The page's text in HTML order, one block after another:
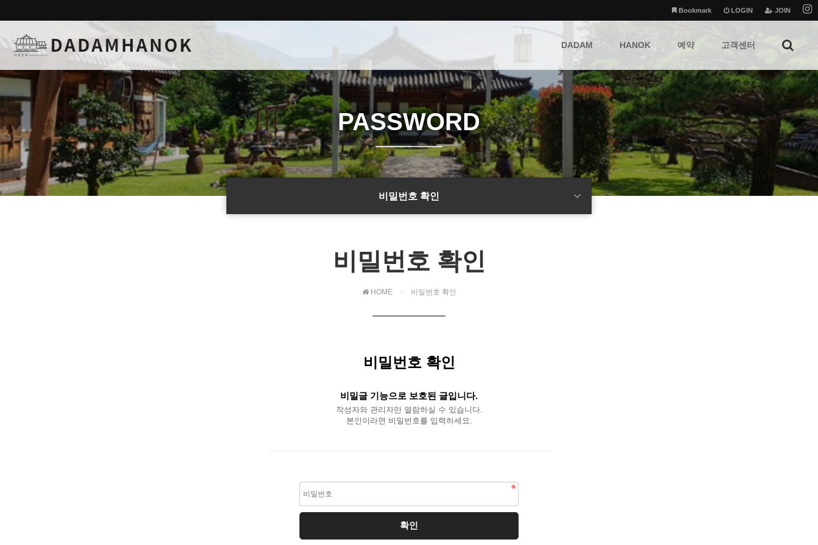
JOIN
LOGIN
Bookmark
DADAM
하위분류
HANOK
하위분류
예약
하위분류
고객센터
하위분류
PASSWORD
비밀번호 확인
비밀번호 확인
HOME 비밀번호 확인
비밀번호 확인
비밀글 기능으로 보호된 글입니다.
작성자와 관리자만 열람하실 수 있습니다.
본인이라면 비밀번호를 입력하세요.